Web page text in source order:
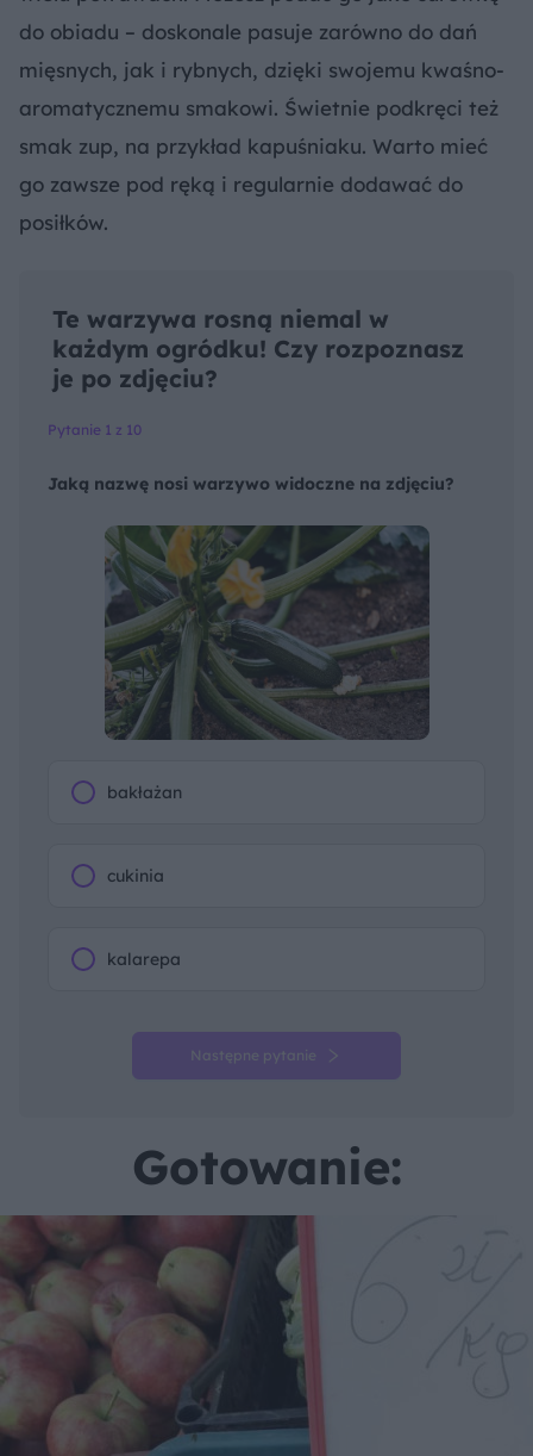
do obiadu – doskonale pasuje zarówno do dań
mięsnych, jak i rybnych, dzięki swojemu kwaśno-
aromatycznemu smakowi. Świetnie podkręci też
smak zup, na przykład kapuśniaku. Warto mieć
go zawsze pod ręką i regularnie dodawać do
posiłków.
Te warzywa rosną niemal w
każdym ogródku! Czy rozpoznasz
je po zdjęciu?
Pytanie 1 z 10
Jaką nazwę nosi warzywo widoczne na zdjęciu?
bakłażan
cukinia
kalarepa
Następne pytanie
Gotowanie: